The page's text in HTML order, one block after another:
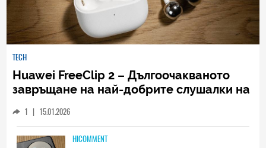
TECH
Huawei FreeClip 2 – Дългоочакваното
завръщане на най-добрите слушалки на
1 | 15.01.2026
HICOMMENT